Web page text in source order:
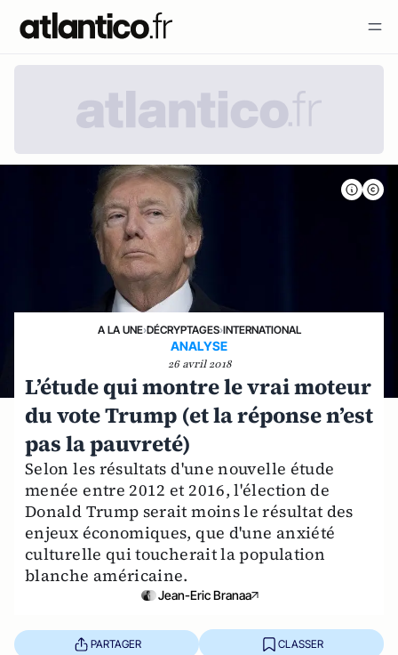
A LA UNE›DÉCRYPTAGES›INTERNATIONAL
ANALYSE
26 avril 2018
L’étude qui montre le vrai moteur
du vote Trump (et la réponse n’est
pas la pauvreté)
​Selon les résultats d'une nouvelle étude
menée entre 2012 et 2016, l'élection de
Donald Trump serait moins le résultat des
enjeux économiques, que d'une anxiété
culturelle​ qui toucherait la population
blanche américaine.
Jean-Eric Branaa
PARTAGER CLASSER